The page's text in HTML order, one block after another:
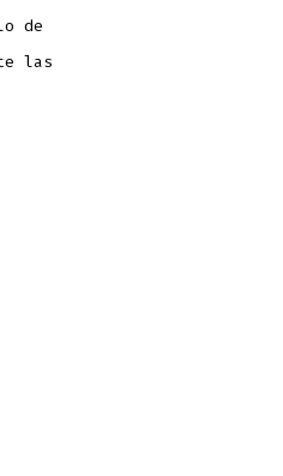
de
las